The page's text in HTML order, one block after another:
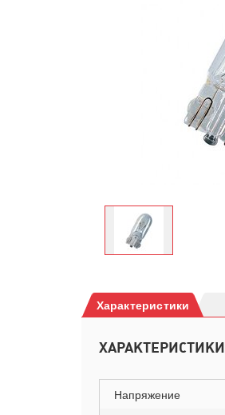
Характеристики
ХАРАКТЕРИСТИКИ
Напряжение